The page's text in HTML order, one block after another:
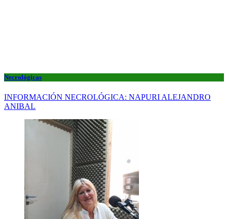
Necrológicas
INFORMACIÓN NECROLÓGICA: NAPURI ALEJANDRO
ANIBAL